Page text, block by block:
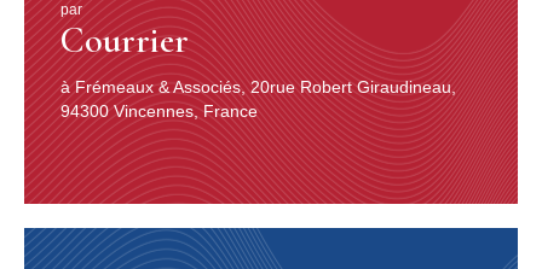
par
Courrier
à Frémeaux & Associés, 20rue Robert Giraudineau,
94300 Vincennes, France